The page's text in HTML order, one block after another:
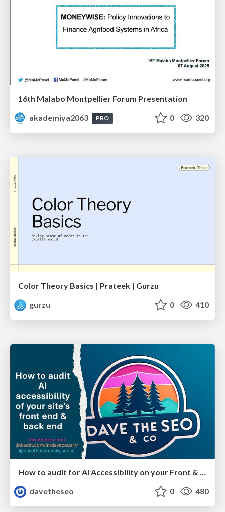
16th Malabo Montpellier Forum Presentation
akademiya2063
PRO 0 320
Color Theory Basics | Prateek | Gurzu
gurzu
0 410
How to audit for AI Accessibility on your Front & Back End
davetheseo
0 480